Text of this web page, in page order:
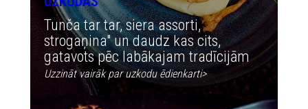
Tunča tar tar, siera assorti,
strogaņina" un daudz kas cits,
gatavots pēc labākajam tradīcijām
Uzzināt vairāk par uzkodu ēdienkarti>